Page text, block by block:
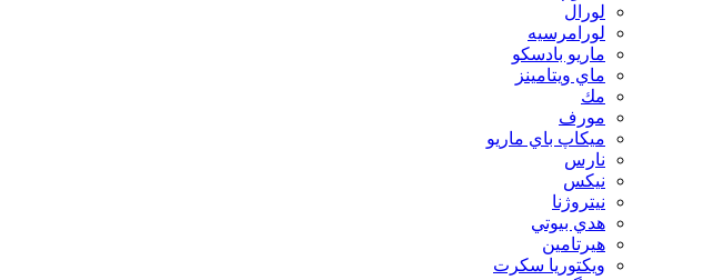
لورال
لورامرسيه
ماريو بادسكو
ماي ويتامينز
مك
مورف
ميكاپ باي ماريو
نارس
نيكس
نیتروژنا
هدي بيوتي
هیرتامین
ویکتوریا سکرت